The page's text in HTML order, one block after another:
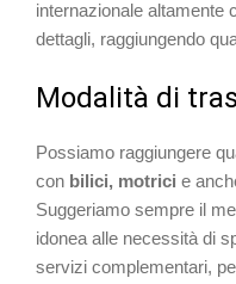
internazionale altamente
dettagli, raggiungendo
Modalità di
Possiamo raggiungere
con bilici, motrici e
Suggeriamo sempre il
idonea alle necessità di
servizi complementari,